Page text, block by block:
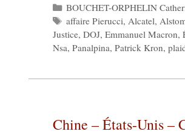
Catégories
BOUCHET-ORPHELIN
Étiquettes
affaire Pierucci,Alcatel,
Justice, DOJ, Emmanuel Macron,
Nsa, Panalpina, Patrick Kron,
Chine – États-Unis –